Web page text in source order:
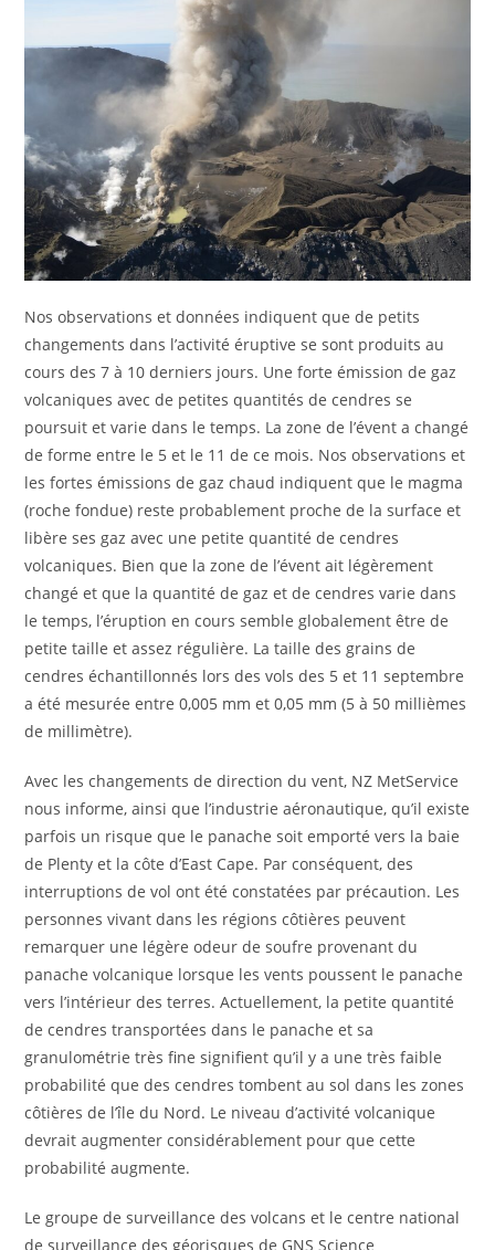
Nos observations et données indiquent que de petits
changements dans l’activité éruptive se sont produits au
cours des 7 à 10 derniers jours. Une forte émission de gaz
volcaniques avec de petites quantités de cendres se
poursuit et varie dans le temps. La zone de l’évent a changé
de forme entre le 5 et le 11 de ce mois. Nos observations et
les fortes émissions de gaz chaud indiquent que le magma
(roche fondue) reste probablement proche de la surface et
libère ses gaz avec une petite quantité de cendres
volcaniques. Bien que la zone de l’évent ait légèrement
changé et que la quantité de gaz et de cendres varie dans
le temps, l’éruption en cours semble globalement être de
petite taille et assez régulière. La taille des grains de
cendres échantillonnés lors des vols des 5 et 11 septembre
a été mesurée entre 0,005 mm et 0,05 mm (5 à 50 millièmes
de millimètre).
Avec les changements de direction du vent, NZ MetService
nous informe, ainsi que l’industrie aéronautique, qu’il existe
parfois un risque que le panache soit emporté vers la baie
de Plenty et la côte d’East Cape. Par conséquent, des
interruptions de vol ont été constatées par précaution. Les
personnes vivant dans les régions côtières peuvent
remarquer une légère odeur de soufre provenant du
panache volcanique lorsque les vents poussent le panache
vers l’intérieur des terres. Actuellement, la petite quantité
de cendres transportées dans le panache et sa
granulométrie très fine signifient qu’il y a une très faible
probabilité que des cendres tombent au sol dans les zones
côtières de l’île du Nord. Le niveau d’activité volcanique
devrait augmenter considérablement pour que cette
probabilité augmente.
Le groupe de surveillance des volcans et le centre national
de surveillance des géorisques de GNS Science